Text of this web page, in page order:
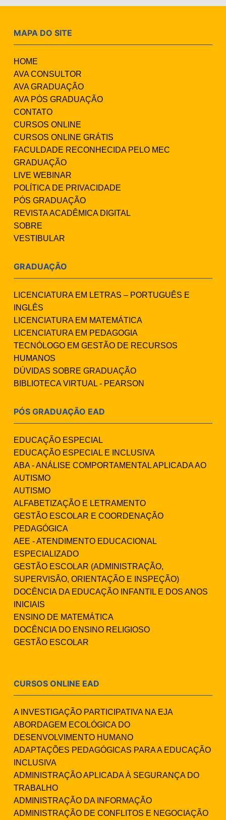
MAPA DO SITE
HOME
AVA CONSULTOR
AVA GRADUAÇÃO
AVA PÓS GRADUAÇÃO
CONTATO
CURSOS ONLINE
CURSOS ONLINE GRÁTIS
FACULDADE RECONHECIDA PELO MEC
GRADUAÇÃO
LIVE WEBINAR
POLÍTICA DE PRIVACIDADE
PÓS GRADUAÇÃO
REVISTA ACADÊMICA DIGITAL
SOBRE
VESTIBULAR
GRADUAÇÃO
LICENCIATURA EM LETRAS – PORTUGUÊS E
INGLÊS
LICENCIATURA EM MATEMÁTICA
LICENCIATURA EM PEDAGOGIA
TECNÓLOGO EM GESTÃO DE RECURSOS
HUMANOS
DÚVIDAS SOBRE GRADUAÇÃO
BIBLIOTECA VIRTUAL - PEARSON
PÓS GRADUAÇÃO EAD
EDUCAÇÃO ESPECIAL
EDUCAÇÃO ESPECIAL E INCLUSIVA
ABA - ANÁLISE COMPORTAMENTAL APLICADA AO
AUTISMO
AUTISMO
ALFABETIZAÇÃO E LETRAMENTO
GESTÃO ESCOLAR E COORDENAÇÃO
PEDAGÓGICA
AEE - ATENDIMENTO EDUCACIONAL
ESPECIALIZADO
GESTÃO ESCOLAR (ADMINISTRAÇÃO,
SUPERVISÃO, ORIENTAÇÃO E INSPEÇÃO)
DOCÊNCIA DA EDUCAÇÃO INFANTIL E DOS ANOS
INICIAIS
ENSINO DE MATEMÁTICA
DOCÊNCIA DO ENSINO RELIGIOSO
GESTÃO ESCOLAR
CURSOS ONLINE EAD
A INVESTIGAÇÃO PARTICIPATIVA NA EJA
ABORDAGEM ECOLÓGICA DO
DESENVOLVIMENTO HUMANO
ADAPTAÇÕES PEDAGÓGICAS PARA A EDUCAÇÃO
INCLUSIVA
ADMINISTRAÇÃO APLICADA À SEGURANÇA DO
TRABALHO
ADMINISTRAÇÃO DA INFORMAÇÃO
ADMINISTRAÇÃO DE CONFLITOS E NEGOCIAÇÃO